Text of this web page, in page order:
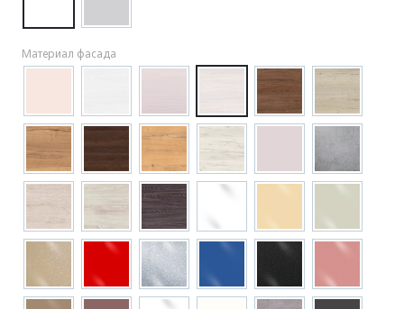
Материал фасада